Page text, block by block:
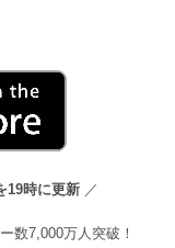
19時に更新 ／
数7,000万人突破！